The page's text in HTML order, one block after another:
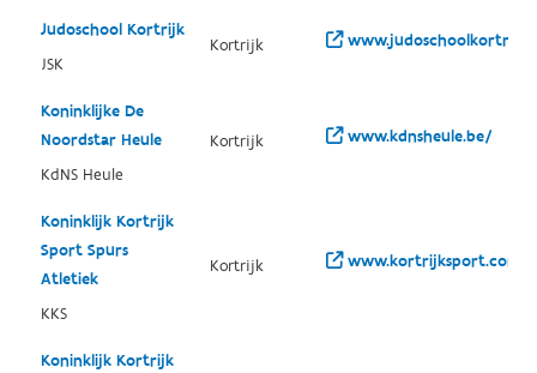
Judoschool Kortrijk
JSK
Kortrijk
Koninklijke De
Noordstar Heule
KdNS Heule
Kortrijk www.kdnsheule.be/
Koninklijk Kortrijk
Sport Spurs
Atletiek
KKS
Kortrijk www.kortrijksport.com/
Koninklijk Kortrijk